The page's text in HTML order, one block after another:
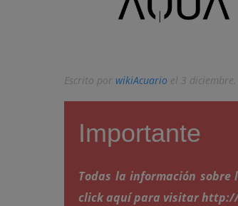
Escrito por wikiAcuario el 3
Importante
Todas la información
click aquí para visitar